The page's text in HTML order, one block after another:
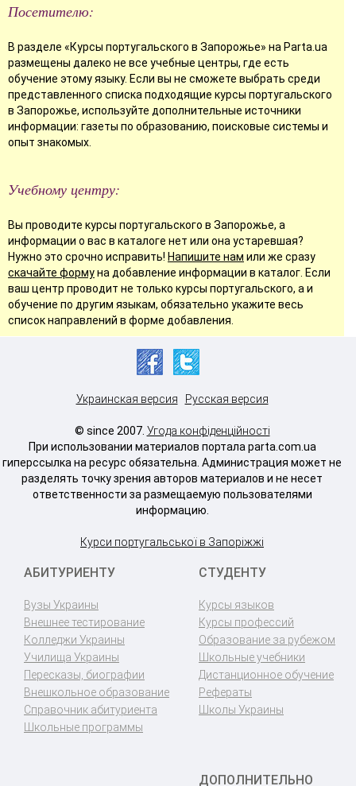
Посетителю:
В разделе «Курсы португальского в Запорожье» на Parta.ua
размещены далеко не все учебные центры, где есть
обучение этому языку. Если вы не сможете выбрать среди
представленного списка подходящие курсы португальского
в Запорожье, используйте дополнительные источники
информации: газеты по образованию, поисковые системы и
опыт знакомых.
Учебному центру:
Вы проводите курсы португальского в Запорожье, а
информации о вас в каталоге нет или она устаревшая?
Нужно это срочно исправить! Напишите нам или же сразу
скачайте формуна добавление информации в каталог. Если
ваш центр проводит не только курсы португальского, а и
обучение по другим языкам, обязательно укажите весь
список направлений в форме добавления.
Украинская версия Русская версия
© since 2007. Угода конфіденційності
При использовании материалов портала parta.com.ua
гиперссылка на ресурс обязательна. Администрация может не
разделять точку зрения авторов материалов и не несет
ответственности за размещаемую пользователями
информацию.
Курси португальської в Запоріжжі
АБИТУРИЕНТУ
Вузы Украины
Внешнее тестирование
Колледжи Украины
Училища Украины
Пересказы, биографии
Внешкольное образование
Справочник абитуриента
Школьные программы
СТУДЕНТУ
Курсы языков
Курсы профессий
Образование за рубежом
Школьные учебники
Дистанционное обучение
Рефераты
Школы Украины
ДОПОЛНИТЕЛЬНО